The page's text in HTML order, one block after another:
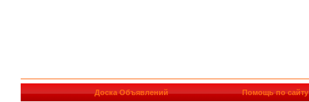
Доска Объявлений Помощь по сайту